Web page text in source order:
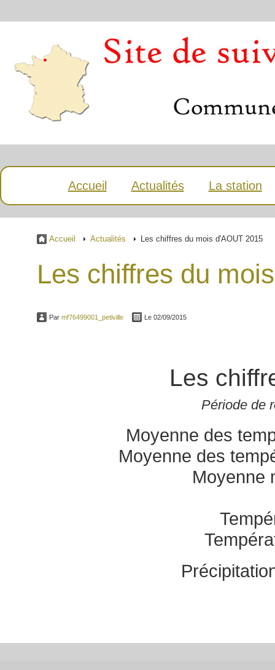
Accueil Actualités La station
Accueil Actualités Les chiffres du mois d'AOUT 2015
Les chiffres du
Par mf76499001_petiville Le 02/09/2015
Les
Période de
Moyenne des
Moyenne des
Moyenne